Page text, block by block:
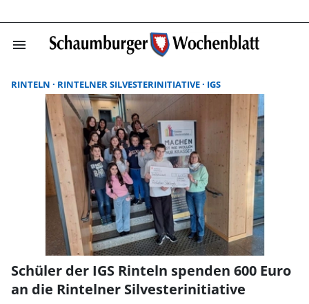
menu
RINTELN RINTELNER SILVESTERINITIATIVE IGS
Schüler der IGS Rinteln spenden 600 Euro
an die Rintelner Silvesterinitiative